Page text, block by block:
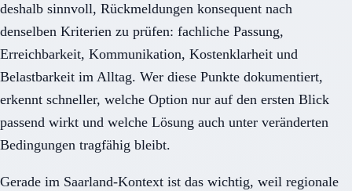
deshalb sinnvoll, Rückmeldungen konsequent nach
denselben Kriterien zu prüfen: fachliche Passung,
Erreichbarkeit, Kommunikation, Kostenklarheit und
Belastbarkeit im Alltag. Wer diese Punkte dokumentiert,
erkennt schneller, welche Option nur auf den ersten Blick
passend wirkt und welche Lösung auch unter veränderten
Bedingungen tragfähig bleibt.
Gerade im Saarland-Kontext ist das wichtig, weil regionale